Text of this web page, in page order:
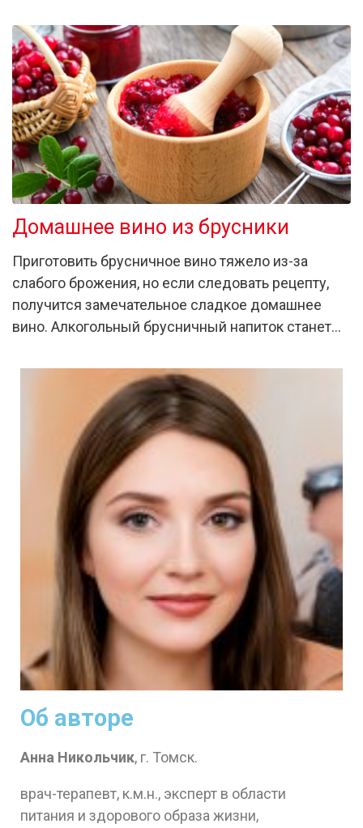
Домашнее вино из брусники
Приготовить брусничное вино тяжело из-за
слабого брожения, но если следовать рецепту,
получится замечательное сладкое домашнее
вино. Алкогольный брусничный напиток станет…
Об авторе
Анна Никольчик, г. Томск.
врач-терапевт, к.м.н., эксперт в области
питания и здорового образа жизни,